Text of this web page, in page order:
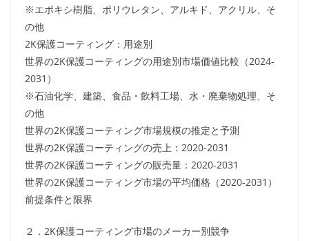
※エポキシ樹脂、ポリウレタン、アルキド、アクリル、そ
の他
2K保護コーティング：用途別
世界の2K保護コーティングの用途別市場価値比較（2024-
2031）
※石油化学、建築、食品・飲料工場、水・廃棄物処理、そ
の他
世界の2K保護コーティング市場規模の推定と予測
世界の2K保護コーティングの売上：2020-2031
世界の2K保護コーティングの販売量：2020-2031
世界の2K保護コーティング市場の平均価格（2020-2031）
前提条件と限界
２．2K保護コーティング市場のメーカー別競争